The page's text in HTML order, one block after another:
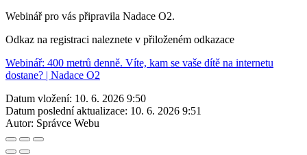
Webinář pro vás připravila Nadace O2.
Odkaz na registraci naleznete v přiloženém odkazace
Webinář: 400 metrů denně. Víte, kam se vaše dítě na internetu
dostane? | Nadace O2
Datum vložení: 10. 6. 2026 9:50
Datum poslední aktualizace: 10. 6. 2026 9:51
Autor: Správce Webu